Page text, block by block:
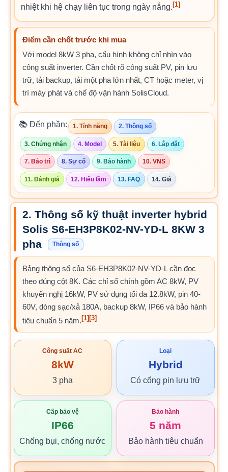
nhiệt khi hệ chạy liên tục trong ngày nắng. [1]
Điểm cần chốt trước khi mua
Với model 8kW 3 pha, cấu hình không chỉ nhìn vào
công suất inverter. Cần chốt rõ công suất PV, pin lưu
trữ, tải backup, tải một pha lớn nhất, CT hoặc meter, vị
trí máy phát và chế độ vận hành SolisCloud.
📚 Đến phần: 1. Tính năng 2. Thông số
3. Chứng nhận 4. Model 5. Tài liệu 6. Lắp đặt
7. Bảo trì 8. Sự cố 9. Bảo hành 10. VNS
11. Đánh giá 12. Hiểu lầm 13. FAQ 14. Giá
2. Thông số kỹ thuật inverter hybrid
Solis S6-EH3P8K02-NV-YD-L 8KW 3
pha
Thông số
Bảng thông số của S6-EH3P8K02-NV-YD-L cần đọc
theo đúng cột 8K. Các chỉ số chính gồm AC 8kW, PV
khuyến nghị 16kW, PV sử dụng tối đa 12.8kW, pin 40-
60V, dòng sạc/xả 180A, backup 8kW, IP66 và bảo hành
tiêu chuẩn 5 năm. [1] [3]
Công suất AC
8kW
3 pha
Loại
Hybrid
Có cổng pin lưu trữ
Cấp bảo vệ
IP66
Chống bụi, chống nước
Bảo hành
5 năm
Bảo hành tiêu chuẩn